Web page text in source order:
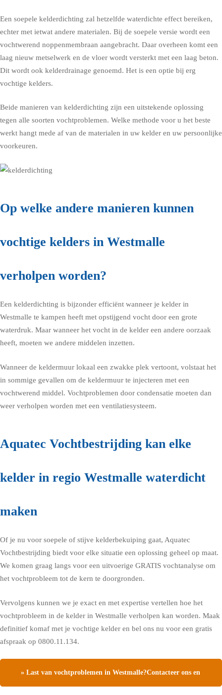
Een soepele kelderdichting zal hetzelfde waterdichte effect bereiken,
echter met ietwat andere materialen. Bij de soepele versie wordt een
vochtwerend noppenmembraan aangebracht. Daar overheen komt een
laag nieuw metselwerk en de vloer wordt versterkt met een laag beton.
Dit wordt ook kelderdrainage genoemd. Het is een optie bij erg
vochtige kelders.
Beide manieren van kelderdichting zijn een uitstekende oplossing
tegen alle soorten vochtproblemen. Welke methode voor u het beste
werkt hangt mede af van de materialen in uw kelder en uw persoonlijke
voorkeuren.
Op welke andere manieren kunnen
vochtige kelders in Westmalle
verholpen worden?
Een kelderdichting is bijzonder efficiënt wanneer je kelder in
Westmalle te kampen heeft met opstijgend vocht door een grote
waterdruk. Maar wanneer het vocht in de kelder een andere oorzaak
heeft, moeten we andere middelen inzetten.
Wanneer de keldermuur lokaal een zwakke plek vertoont, volstaat het
in sommige gevallen om de keldermuur te injecteren met een
vochtwerend middel. Vochtproblemen door condensatie moeten dan
weer verholpen worden met een ventilatiesysteem.
Aquatec Vochtbestrijding kan elke
kelder in regio Westmalle waterdicht
maken
Of je nu voor soepele of stijve kelderbekuiping gaat, Aquatec
Vochtbestrijding biedt voor elke situatie een oplossing geheel op maat.
We komen graag langs voor een uitvoerige GRATIS vochtanalyse om
het vochtprobleem tot de kern te doorgronden.
Vervolgens kunnen we je exact en met expertise vertellen hoe het
vochtprobleem in de kelder in Westmalle verholpen kan worden. Maak
definitief komaf met je vochtige kelder en bel ons nu voor een gratis
afspraak op 0800.11.134.
» Last van vochtproblemen in Westmalle?Contacteer ons en